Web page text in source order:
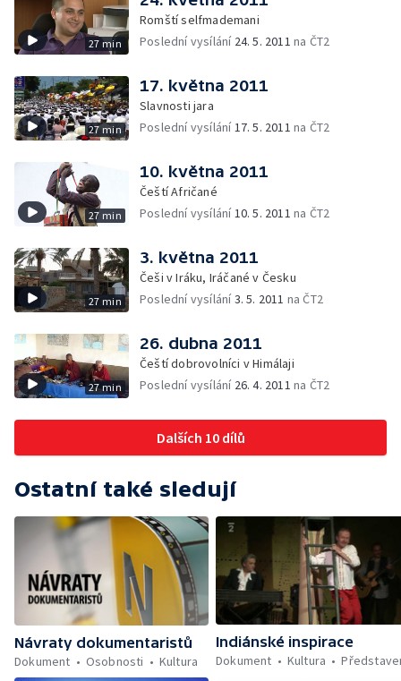
27 min
Romští selfmademani
Poslední vysílání 24. 5. 2011 na ČT2
27 min
17. května 2011
Slavnosti jara
Poslední vysílání17. 5. 2011 na ČT2
27 min
10. května 2011
Čeští Afričané
Poslední vysílání10. 5. 2011 na ČT2
27 min
3. května 2011
Češi v Iráku, Iráčané v Česku
Poslední vysílání3. 5. 2011 na ČT2
27 min
26. dubna 2011
Čeští dobrovolníci v Himálaji
Poslední vysílání 26. 4. 2011 na ČT2
Dalších 10 dílů
Ostatní také sledují
Návraty dokumentaristů
Dokument
Osobnosti Kultura
Indiánské inspirace
Dokument
Kultura